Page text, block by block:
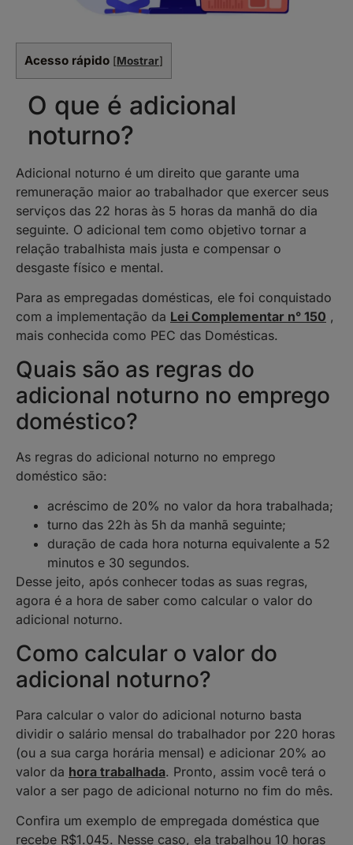
Acesso rápido [Mostrar]
O que é adicional
noturno?
Adicional noturno é um direito que garante uma
remuneração maior ao trabalhador que exercer seus
serviços das 22 horas às 5 horas da manhã do dia
seguinte. O adicional tem como objetivo tornar a
relação trabalhista mais justa e compensar o
desgaste físico e mental.
Para as empregadas domésticas, ele foi conquistado
com a implementação da Lei Complementar n° 150 ,
mais conhecida como PEC das Domésticas.
Quais são as regras do
adicional noturno no emprego
doméstico?
As regras do adicional noturno no emprego
doméstico são:
acréscimo de 20% no valor da hora trabalhada;
turno das 22h às 5h da manhã seguinte;
duração de cada hora noturna equivalente a 52
minutos e 30 segundos.
Desse jeito, após conhecer todas as suas regras,
agora é a hora de saber como calcular o valor do
adicional noturno.
Como calcular o valor do
adicional noturno?
Para calcular o valor do adicional noturno basta
dividir o salário mensal do trabalhador por 220 horas
(ou a sua carga horária mensal) e adicionar 20% ao
valor da hora trabalhada. Pronto, assim você terá o
valor a ser pago de adicional noturno no fim do mês.
Confira um exemplo de empregada doméstica que
recebe R$1.045. Nesse caso, ela trabalhou 10 horas